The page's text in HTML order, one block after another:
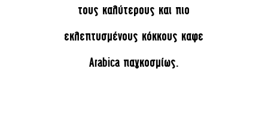
τους καλύτερους και πιο
εκλεπτυσμένους κόκκους καφε
Arabica παγκοσμίως.